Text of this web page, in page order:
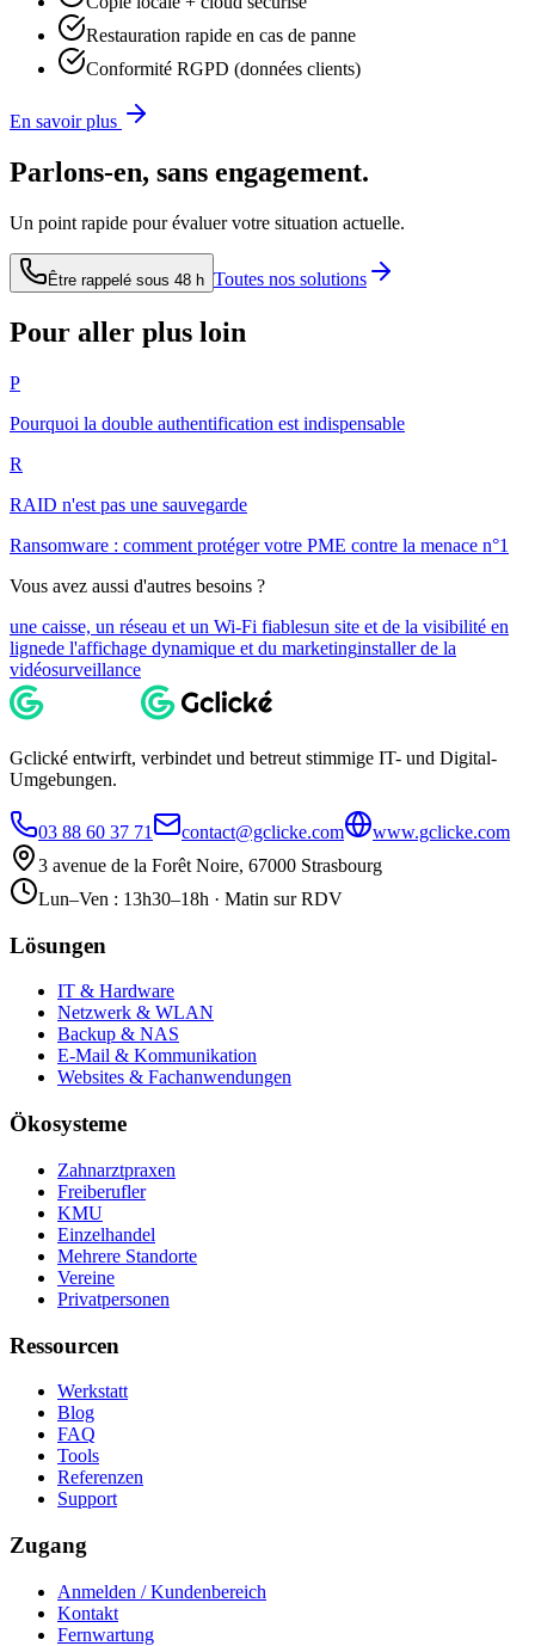
Restauration rapide en cas de panne
Conformité RGPD (données clients)
En savoir plus
Parlons-en, sans engagement.
Un point rapide pour évaluer votre situation actuelle.
Être rappelé sous 48 h Toutes nos solutions
Pour aller plus loin
P
Pourquoi la double authentification est indispensable
R
RAID n'est pas une sauvegarde
Ransomware : comment protéger votre PME contre la menace n°1
Vous avez aussi d'autres besoins ?
une caisse, un réseau et un Wi-Fi fiablesun site et de la visibilité en
lignede l'affichage dynamique et du marketinginstaller de la
vidéosurveillance
Gclické entwirft, verbindet und betreut stimmige IT- und Digital-
Umgebungen.
03 88 60 37 71 contact@gclicke.com
www.gclicke.com
3 avenue de la Forêt Noire, 67000 Strasbourg
Lun–Ven : 13h30–18h · Matin sur RDV
Lösungen
IT & Hardware
Netzwerk & WLAN
Backup & NAS
E-Mail & Kommunikation
Websites & Fachanwendungen
Ökosysteme
Zahnarztpraxen
Freiberufler
KMU
Einzelhandel
Mehrere Standorte
Vereine
Privatpersonen
Ressourcen
Werkstatt
Blog
FAQ
Tools
Referenzen
Support
Zugang
Anmelden / Kundenbereich
Kontakt
Fernwartung